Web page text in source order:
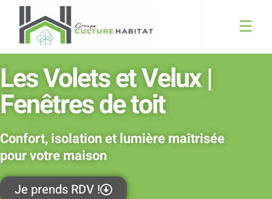
☰
CULTUREHABITAT
Les Volets et Velux |
Fenêtres de toit
Confort, isolation et lumière maîtrisée
pour votre maison
Je prends RDV !